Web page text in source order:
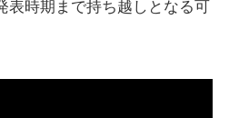
表時期まで持ち越しとなる可